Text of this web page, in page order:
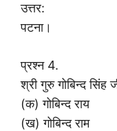
उत्तर:
पटना।
प्रश्न 4.
श्री गुरु गोबिन्द सिंह
(क) गोबिन्द राय
(ख) गोबिन्द राम